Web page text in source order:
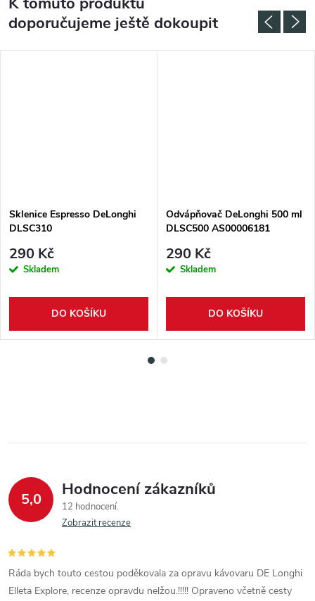
doporučujeme ještě dokoupit
Sklenice Espresso DeLonghi
DLSC310
290 Kč
Skladem
DO KOŠÍKU
Odvápňovač DeLonghi 500 ml
DLSC500 AS00006181
290 Kč
Skladem
DO KOŠÍKU
5,0 Hodnocení zákazníků
12 hodnocení
Zobrazit recenze
Ráda bych touto cestou poděkovala za opravu kávovaru DE Longhi
Elleta Explore, recenze opravdu nelžou.!!!!! Opraveno včetně cesty